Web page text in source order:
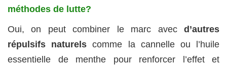
méthodes de lutte?
Oui, on peut combiner le marc avec d’autres
répulsifs naturels comme la cannelle ou l’huile
essentielle de menthe pour renforcer l’effet et